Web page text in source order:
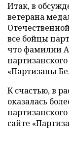
Итак, в
ветерана
все бойцы
что фамилии
«Партизаны
К счастью, в
оказалась
сайте